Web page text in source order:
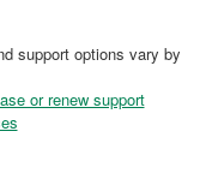
support options vary by
or renew support